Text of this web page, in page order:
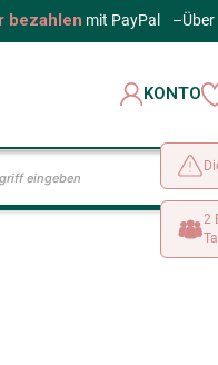
bezahlen mit PayPal –Über
KONTO
2